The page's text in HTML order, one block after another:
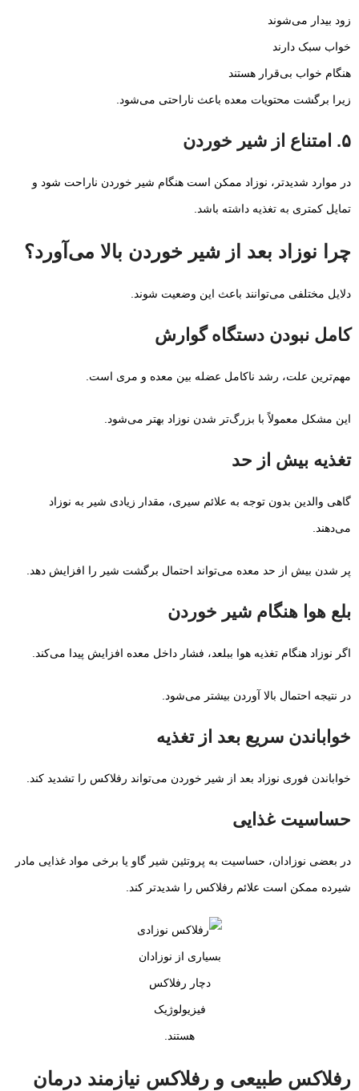
زود بیدار می‌شوند
خواب سبک دارند
هنگام خواب بی‌قرار هستند
زیرا برگشت محتویات معده باعث ناراحتی می‌شود.
۵. امتناع از شیر خوردن
در موارد شدیدتر، نوزاد ممکن است هنگام شیر خوردن ناراحت شود و
تمایل کمتری به تغذیه داشته باشد.
چرا نوزاد بعد از شیر خوردن بالا می‌آورد؟
دلایل مختلفی می‌توانند باعث این وضعیت شوند.
کامل نبودن دستگاه گوارش
مهم‌ترین علت، رشد ناکامل عضله بین معده و مری است.
این مشکل معمولاً با بزرگ‌تر شدن نوزاد بهتر می‌شود.
تغذیه بیش از حد
گاهی والدین بدون توجه به علائم سیری، مقدار زیادی شیر به نوزاد
می‌دهند.
پر شدن بیش از حد معده می‌تواند احتمال برگشت شیر را افزایش دهد.
بلع هوا هنگام شیر خوردن
اگر نوزاد هنگام تغذیه هوا ببلعد، فشار داخل معده افزایش پیدا می‌کند.
در نتیجه احتمال بالا آوردن بیشتر می‌شود.
خواباندن سریع بعد از تغذیه
خواباندن فوری نوزاد بعد از شیر خوردن می‌تواند رفلاکس را تشدید کند.
حساسیت غذایی
در بعضی نوزادان، حساسیت به پروتئین شیر گاو یا برخی مواد غذایی مادر
شیرده ممکن است علائم رفلاکس را شدیدتر کند.
بسیاری از نوزادان
دچار رفلاکس
فیزیولوژیک
هستند.
رفلاکس طبیعی و رفلاکس نیازمند درمان